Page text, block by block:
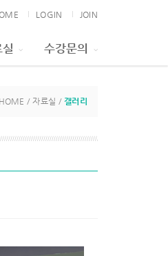
LOGIN JOIN
수강문의
/ 자료실 /갤러리